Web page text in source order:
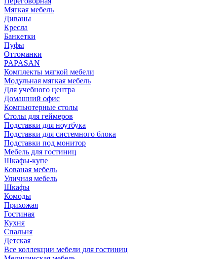
Мягкая мебель
Диваны
Кресла
Банкетки
Пуфы
Оттоманки
PAPASAN
Комплекты мягкой мебели
Модульная мягкая мебель
Для учебного центра
Домашний офис
Компьютерные столы
Столы для геймеров
Подставки для ноутбука
Подставки для системного блока
Подставки под монитор
Мебель для гостиниц
Шкафы-купе
Кованая мебель
Уличная мебель
Шкафы
Комоды
Прихожая
Гостиная
Кухня
Спальня
Детская
Все коллекции мебели для гостиниц